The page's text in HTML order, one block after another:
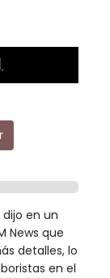
en un
News que
detalles, lo
en el